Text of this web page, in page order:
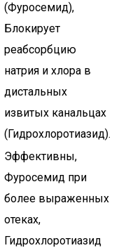
(Фуросемид),
Блокирует
реабсорбцию
натрия и хлора в
дистальных
извитых канальцах
(Гидрохлоротиазид).
Эффективны,
Фуросемид при
более выраженных
отеках,
Гидрохлоротиазид